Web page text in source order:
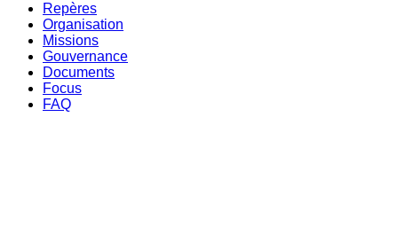
Repères
Organisation
Missions
Gouvernance
Documents
Focus
FAQ